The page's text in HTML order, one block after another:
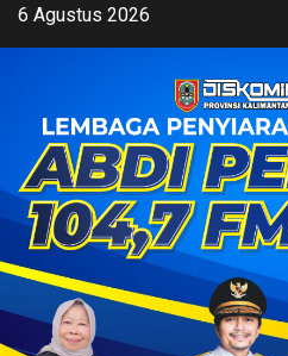
Skip6 Agustus 2026